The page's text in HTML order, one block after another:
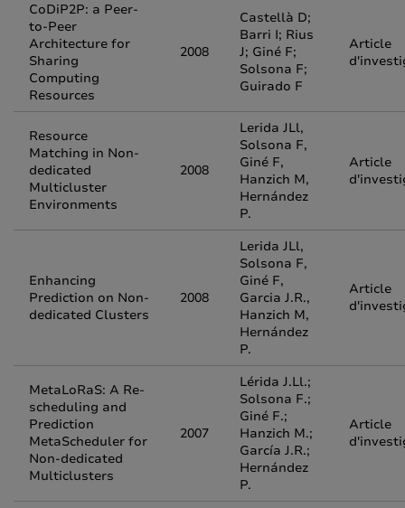
CoDiP2P: a Peer-
to-Peer
Architecture for
Sharing
Computing
Resources
2008
Castellà D;
Barri I; Rius
J; Giné F;
Solsona F;
Guirado F
Article
Resource
Matching in Non-
dedicated
Multicluster
Environments
2008
Lerida JLl,
Solsona F,
Giné F,
Hanzich M,
Hernández
P.
Article
Enhancing
Prediction on Non-
dedicated Clusters
2008
Lerida JLl,
Solsona F,
Giné F,
Garcia J.R.,
Hanzich M,
Hernández
P.
Article
MetaLoRaS: A Re-
scheduling and
Prediction
MetaScheduler for
Non-dedicated
Multiclusters
2007
Lérida J.Ll.;
Solsona F.;
Giné F.;
Hanzich M.;
García J.R.;
Hernández
P.
Article